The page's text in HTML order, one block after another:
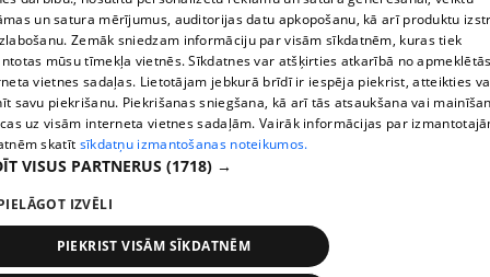
TV programma
Līguma noteikumi
360 Ziņu kontakti
Helio Media
Portāla palīdzības dienests: e-pasts -
All rights reserved.
un satura mērījumus, auditorijas datu apkopošanu, kā arī produktu
Zemāk sniedzam informāciju par visām sīkdatnēm, kuras tiek
mūsu tīmekļa vietnēs. Sīkdatnes var atšķirties atkarībā no
vietnes sadaļas. Lietotājam jebkurā brīdī ir iespēja piekrist, atteikties
savu piekrišanu. Piekrišanas sniegšana, kā arī tās atsaukšana vai
uz visām interneta vietnes sadaļām. Vairāk informācijas par
skatīt sīkdatņu izmantošanas noteikumos.
VISUS PARTNERUS (1718) →
IZVĒLI
PIEKRIST VISĀM SĪKDATNĒM